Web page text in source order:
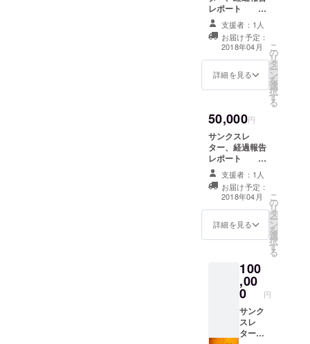
レポート
CAP2018参加者
バッグ＋大会集
録論文誌（論文
誌は2018年6月
お届け予定） 東
京・三鷹市で行
（2枚） （サイ
エンス・カフェ
招待券は2017年
11月～12月頃お
届け予定）
支援者：1人
お届け予定：
2018年04月
詳細を見る
こ
の
リ
タ
ー
ン
を
選
択
す
る
50,000円
サンクスレ
ター、経過報告
レポート
CAP2018参加者
バッグ＋大会集
録論文誌（論文
誌は2018年6月
お届け予定） 福
岡・福岡市で行
待券（2枚）
（サイエンス・
パブ招待券は
2017年11月～
12月頃お届け予
支援者：1人
お届け予定：
2018年04月
詳細を見る
こ
の
リ
タ
ー
ン
を
選
択
す
る
100
,00
0 円
サンク
スレ
ター、